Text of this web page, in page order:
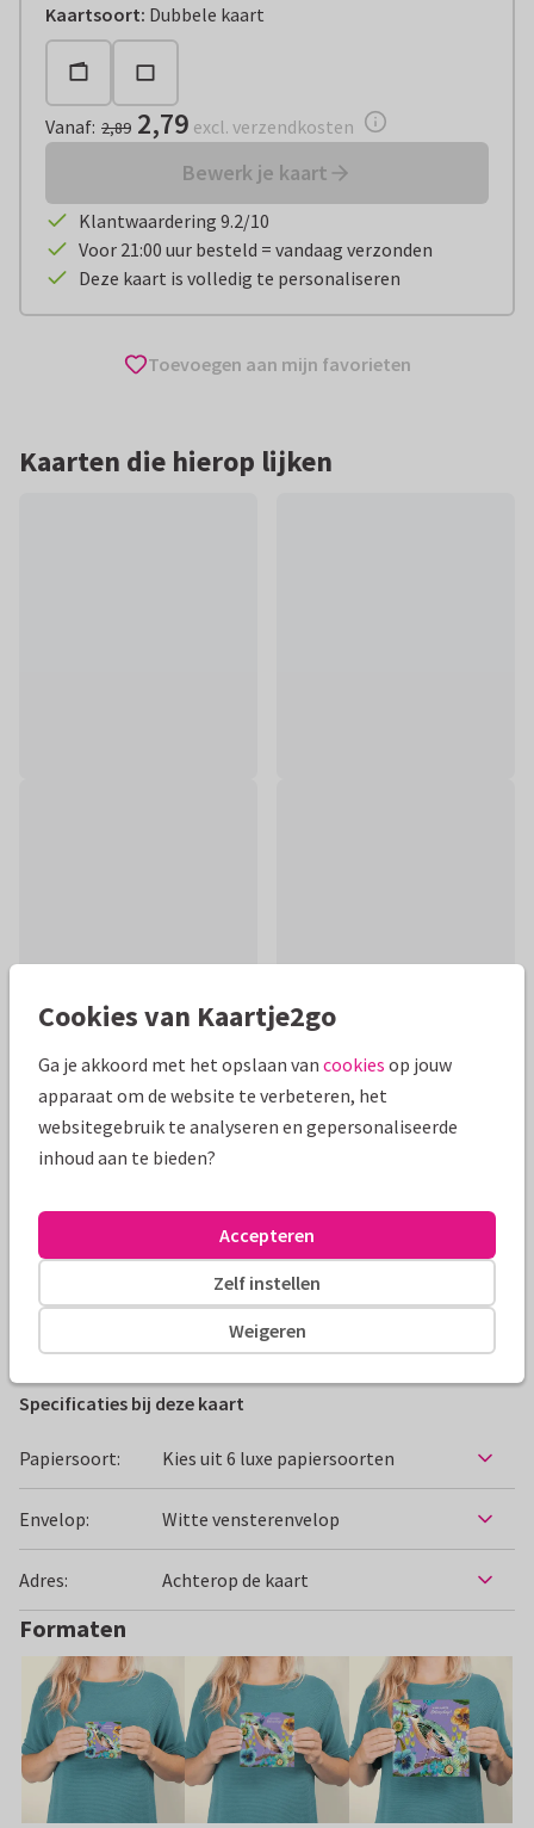
Kaartsoort: Dubbele kaart
Vanaf:€ 2,79 excl. verzendkosten
Vanaf: 2,89 2,79 excl. verzendkosten
Bewerk je kaart
Klantwaardering 9.2/10
Voor 21:00 uur besteld = vandaag verzonden
Deze kaart is volledig te personaliseren
Toevoegen aan mijn favorieten
Kaarten die hierop lijken
Productinformatie
Een mooie hand geschilderde collage kaart met een vogel op
beterschap en sterkte te wensen.
Alle kaarten zijn helemaal naar wens aan te passen
Caroline Bonne Müller
Specificaties bij deze kaart
Papiersoort: Kies uit 6 luxe papiersoorten
Envelop: Witte vensterenvelop
Adres: Achterop de kaart
Formaten
Cookies van Kaartje2go
Ga je akkoord met het opslaan van cookies op jouw
apparaat om de website te verbeteren, het
websitegebruik te analyseren en gepersonaliseerde
inhoud aan te bieden?
Weigeren
Zelf instellen
Accepteren